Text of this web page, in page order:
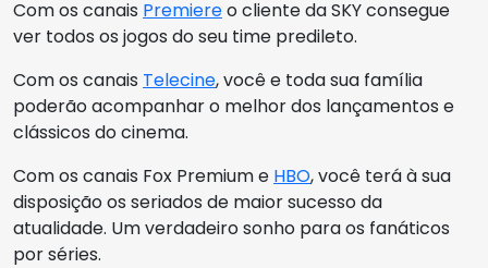
Com os canais Premiereo cliente da SKY consegue
ver todos os jogos do seu time predileto.
Com os canais Telecine, você e toda sua família
poderão acompanhar o melhor dos lançamentos e
clássicos do cinema.
Com os canais Fox Premium e HBO, você terá à sua
disposição os seriados de maior sucesso da
atualidade. Um verdadeiro sonho para os fanáticos
por séries.